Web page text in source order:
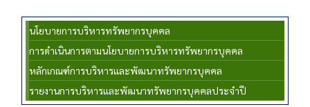
นโยบายการบริหารทรัพยากรบุคคล
การดำเนินการตามนโยบายการบริหารทรัพยากรบุคคล
หลักเกณฑ์การบริหารและพัฒนาทรัพยากรบุคคล
รายงานการบริหารและพัฒนาทรัพยากรบุคคลประจำปี